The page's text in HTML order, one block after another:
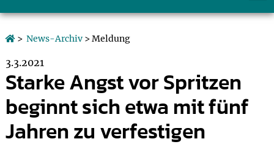
> News-Archiv> Meldung
3.3.2021
Starke Angst vor Spritzen
beginnt sich etwa mit fünf
Jahren zu verfestigen